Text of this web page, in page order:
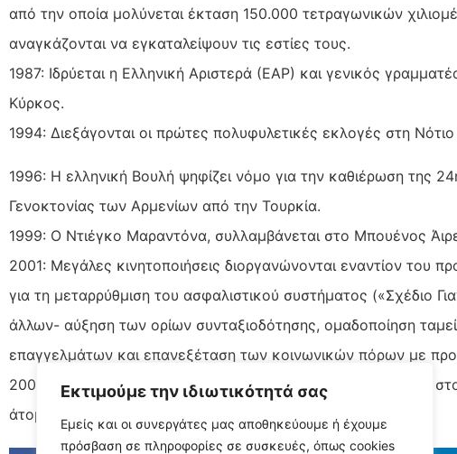
Εκτιμούμε την ιδιωτικότητά σας
Εμείς και οι συνεργάτες μας αποθηκεύουμε ή έχουμε
πρόσβαση σε πληροφορίες σε συσκευές, όπως cookies
από την οποία μολύνεται έκταση 150.000 τετραγωνικών
αναγκάζονται να εγκαταλείψουν τις εστίες τους.
1987: Ιδρύεται η Ελληνική Αριστερά (ΕΑΡ) και γενικός
Κύρκος.
1994: Διεξάγονται οι πρώτες πολυφυλετικές εκλογές στη
1996: Η ελληνική Βουλή ψηφίζει νόμο για την καθιέρωση της
Γενοκτονίας των Αρμενίων από την Τουρκία.
1999: Ο Ντιέγκο Μαραντόνα, συλλαμβάνεται στο Μπουένος
2001: Μεγάλες κινητοποιήσεις διοργανώνονται εναντίον του
για τη μεταρρύθμιση του ασφαλιστικού συστήματος («Σχέδιο
άλλων- αύξηση των ορίων συνταξιοδότησης, ομαδοποίηση
επαγγελμάτων και επανεξέταση των κοινωνικών πόρων με
2002: Ο μαθητής Ρόμπερτ Στάινχάουζερ μπαίνει οπλισμένος
άτομα πριν αυτοκτονήσει.